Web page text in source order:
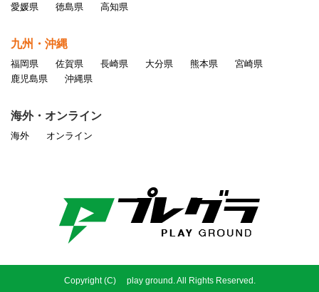
愛媛県
徳島県 高知県
九州・沖縄
福岡県 佐賀県 長崎県 大分県 熊本県
宮崎県
鹿児島県
沖縄県
海外・オンライン
海外 オンライン
Copyright (C) play ground. All Rights Reserved.